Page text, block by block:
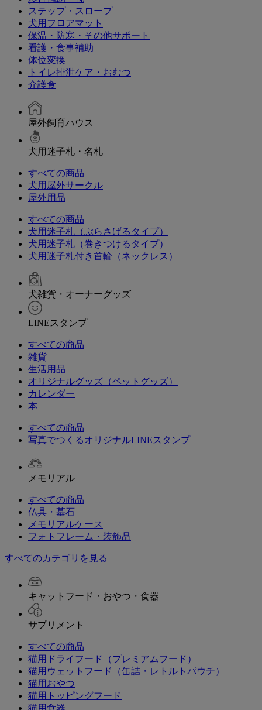
ステップ・スロープ
犬用フロアマット
保温・防寒・その他サポート
看護・食事補助
体位変換
トイレ排泄ケア・おむつ
介護食
屋外飼育ハウス
犬用迷子札・名札
すべての商品
犬用屋外サークル
屋外用品
すべての商品
犬用迷子札（ぶらさげるタイプ）
犬用迷子札（巻きつけるタイプ）
犬用迷子札付き首輪（ネックレス）
犬雑貨・オーナーグッズ
LINEスタンプ
すべての商品
雑貨
生活用品
オリジナルグッズ（ペットグッズ）
カレンダー
本
すべての商品
写真でつくるオリジナルLINEスタンプ
メモリアル
すべての商品
仏具・墓石
メモリアルケース
フォトフレーム・装飾品
すべてのカテゴリを見る
キャットフード・おやつ・食器
サプリメント
すべての商品
猫用ドライフード（プレミアムフード）
猫用ウェットフード（缶詰・レトルトパウチ）
猫用おやつ
猫用トッピングフード
猫用食器